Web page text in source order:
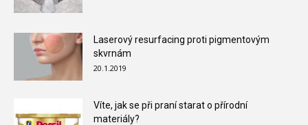
Laserový resurfacing proti pigmentovým
skvrnám
20.1.2019
Víte, jak se při praní starat o přírodní
materiály?